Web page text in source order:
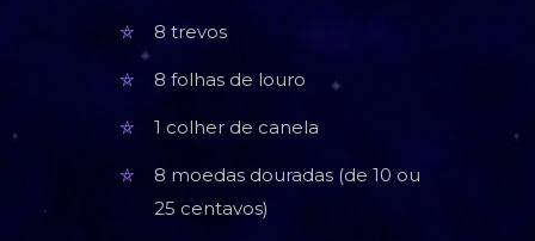
8 trevos
8 folhas de louro
1 colher de canela
8 moedas douradas (de 10 ou
25 centavos)